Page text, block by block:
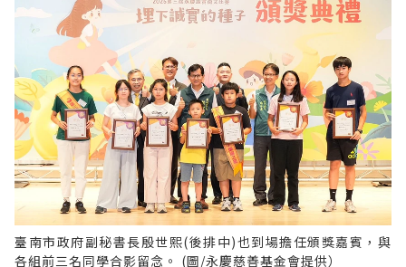
臺南市政府副秘書長殷世熙(後排中)也到場擔任頒獎嘉賓，與
各組前三名同學合影留念。 (圖/永慶慈善基金會提供）